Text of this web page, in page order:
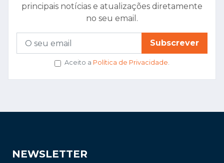
principais notícias e atualizações diretamente
no seu email.
Subscrever
Aceito a Política de Privacidade.
NEWSLETTER